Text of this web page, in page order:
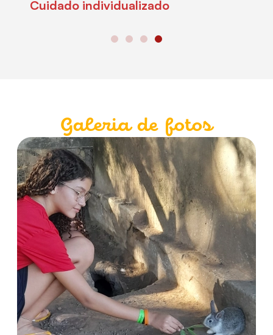
Cuidado individualizado
Galeria de fotos